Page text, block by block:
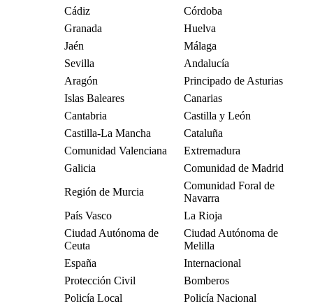
Cádiz
Córdoba
Granada
Huelva
Jaén
Málaga
Sevilla
Andalucía
Aragón
Principado de Asturias
Islas Baleares
Canarias
Cantabria
Castilla y León
Castilla-La Mancha
Cataluña
Comunidad Valenciana
Extremadura
Galicia
Comunidad de Madrid
Región de Murcia
Comunidad Foral de
Navarra
País Vasco
La Rioja
Ciudad Autónoma de
Ceuta
Ciudad Autónoma de
Melilla
España
Internacional
Protección Civil
Bomberos
Policía Local
Policía Nacional